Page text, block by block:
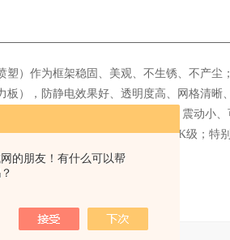
的朋友！有什么可以帮
）作为框架稳固、美观、不生锈、不产尘；
），防静电效果好、透明度高、网格清晰
，具有长寿命、低噪声、免维护、震动小
噪声！内部净化级别可达100-100K级；特